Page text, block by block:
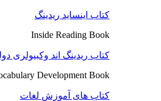
کتاب اینساید ریدینگ
Inside Reading Book
کتاب ریدینگ اند وکبیولری
Development Book
کتاب های آموزش لغات